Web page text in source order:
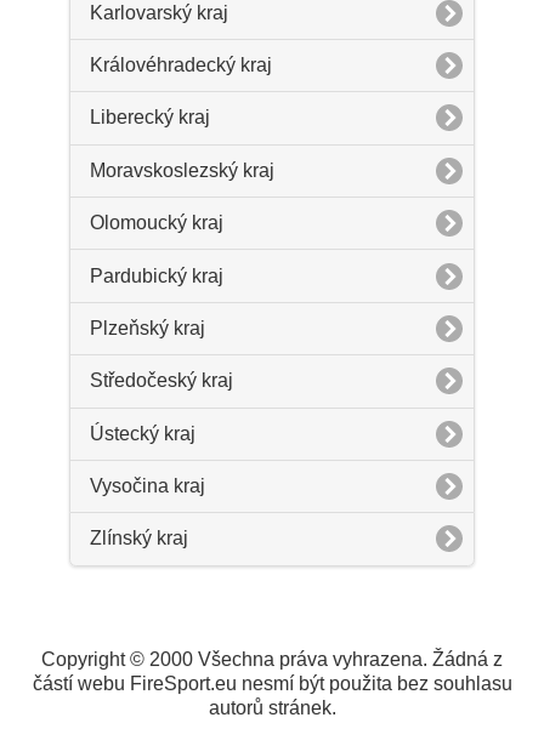
Karlovarský kraj
Královéhradecký kraj
Liberecký kraj
Moravskoslezský kraj
Olomoucký kraj
Pardubický kraj
Plzeňský kraj
Středočeský kraj
Ústecký kraj
Vysočina kraj
Zlínský kraj
Copyright © 2000 Všechna práva vyhrazena. Žádná z
částí webu FireSport.eu nesmí být použita bez souhlasu
autorů stránek.